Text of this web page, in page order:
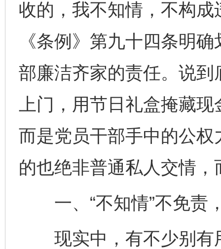
收的，我不知情，不构成
《条例》第九十四条明
部廉洁齐家的责任。说
上门，用节日礼盒掩藏
而是党员干部手中的公
的也绝非普通私人交情
一、“不知情”不免责
现实中，有不少别有